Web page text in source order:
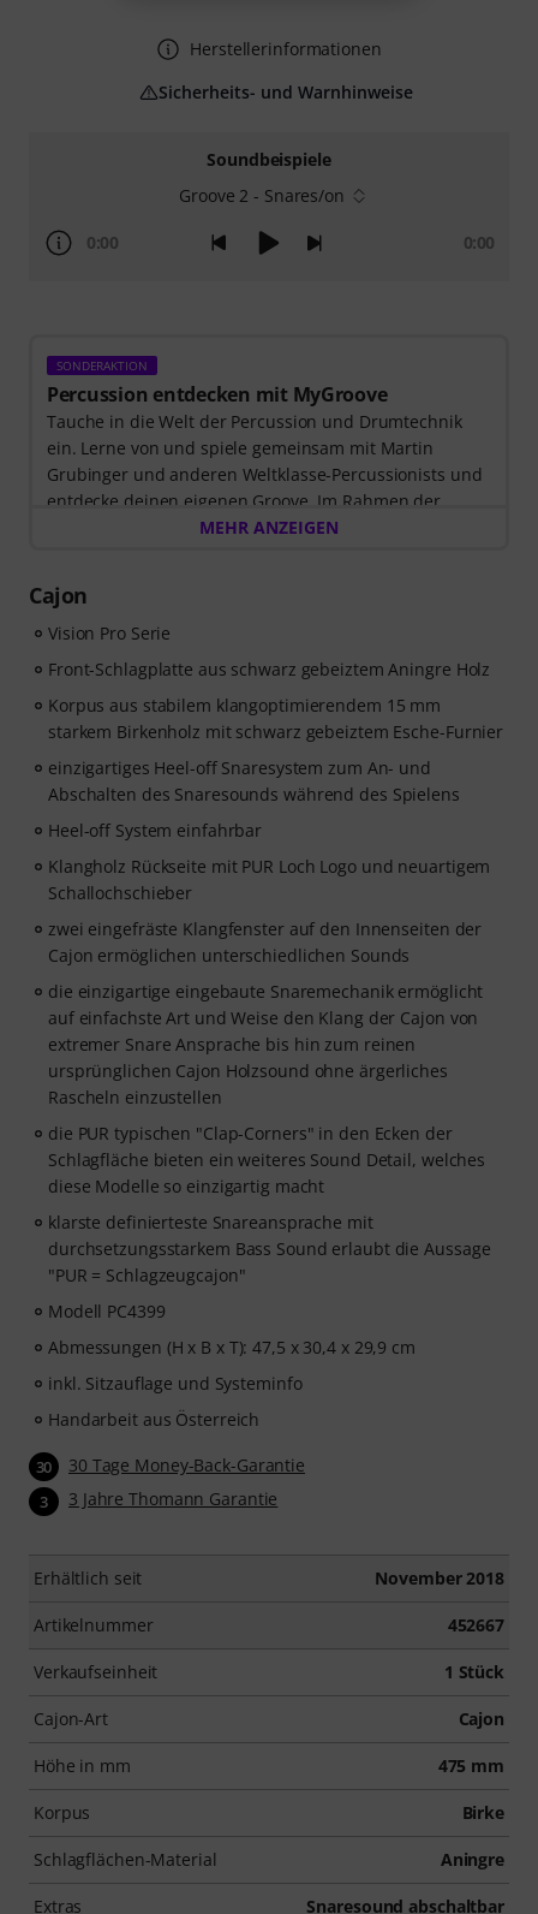
Soundbeispiele
Groove 2 - Snares/on
0:00 0:00
SONDERAKTION
Percussion entdecken mit MyGroove
Tauche in die Welt der Percussion und Drumtechnik
ein. Lerne von und spiele gemeinsam mit Martin
Grubinger und anderen Weltklasse-Percussionists und
entdecke deinen eigenen Groove. Im Rahmen der
Sonderaktion, die bis einschließlich 14. Oktober 2026
Freischaltcode zur App wird Dir automatisch per E-Mail
zugeschickt.
MEHR ANZEIGEN
Cajon
Vision Pro Serie
Front-Schlagplatte aus schwarz gebeiztem Aningre Holz
Korpus aus stabilem klangoptimierendem 15 mm
starkem Birkenholz mit schwarz gebeiztem Esche-Furnier
einzigartiges Heel-off Snaresystem zum An- und
Abschalten des Snaresounds während des Spielens
Heel-off System einfahrbar
Klangholz Rückseite mit PUR Loch Logo und neuartigem
Schallochschieber
zwei eingefräste Klangfenster auf den Innenseiten der
Cajon ermöglichen unterschiedlichen Sounds
die einzigartige eingebaute Snaremechanik ermöglicht
auf einfachste Art und Weise den Klang der Cajon von
extremer Snare Ansprache bis hin zum reinen
ursprünglichen Cajon Holzsound ohne ärgerliches
Rascheln einzustellen
die PUR typischen "Clap-Corners" in den Ecken der
Schlagfläche bieten ein weiteres Sound Detail, welches
diese Modelle so einzigartig macht
klarste definierteste Snareansprache mit
durchsetzungsstarkem Bass Sound erlaubt die Aussage
"PUR = Schlagzeugcajon"
Modell PC4399
Abmessungen (H x B x T): 47,5 x 30,4 x 29,9 cm
inkl. Sitzauflage und Systeminfo
Handarbeit aus Österreich
30 30 Tage Money-Back-Garantie
3 3 Jahre Thomann Garantie
Erhältlich seit November 2018
Artikelnummer 452667
Verkaufseinheit 1 Stück
Cajon-Art Cajon
Höhe in mm 475 mm
Korpus Birke
Schlagflächen-Material Aningre
Extras Snaresound abschaltbar
Herstellerinformationen
Sicherheits- und Warnhinweise